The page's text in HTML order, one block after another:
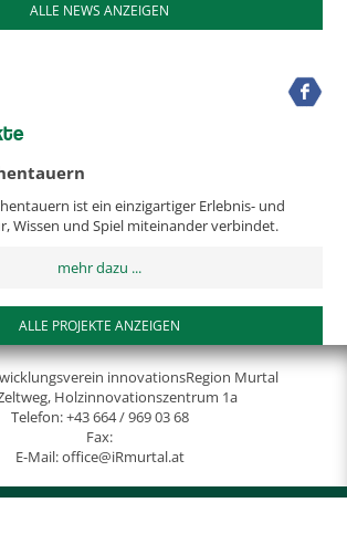
ALLE NEWS ANZEIGEN
ist ein einzigartiger Erlebnis- und
Wissen und Spiel miteinander verbindet.
mehr dazu ...
ALLE PROJEKTE ANZEIGEN
innovationsRegion Murtal
Holzinnovationszentrum 1a
Telefon:+43 664 / 969 03 68
Fax:
E-Mail:office@iRmurtal.at